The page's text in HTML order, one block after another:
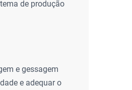
de produção
e gessagem
e adequar o